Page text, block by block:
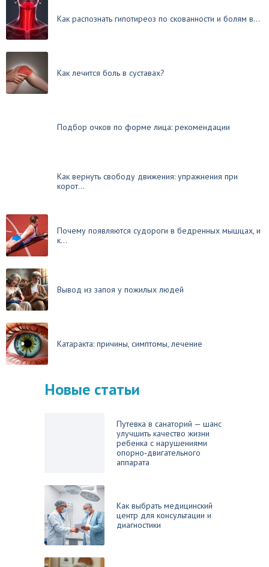
Как распознать гипотиреоз по скованности и болям в...
Как лечится боль в суставах?
Подбор очков по форме лица: рекомендации
Как вернуть свободу движения: упражнения при
корот...
Почему появляются судороги в бедренных мышцах, и
к...
Вывод из запоя у пожилых людей
Катаракта: причины, симптомы, лечение
Новые статьи
Путевка в санаторий — шанс
улучшить качество жизни
ребенка с нарушениями
опорно‑двигательного
аппарата
Как выбрать медицинский
центр для консультации и
диагностики